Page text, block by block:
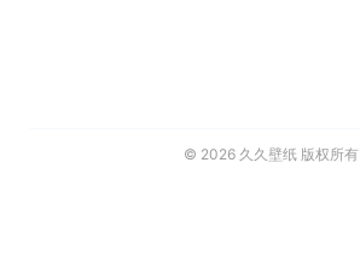
© 2026 久久壁纸版权所有